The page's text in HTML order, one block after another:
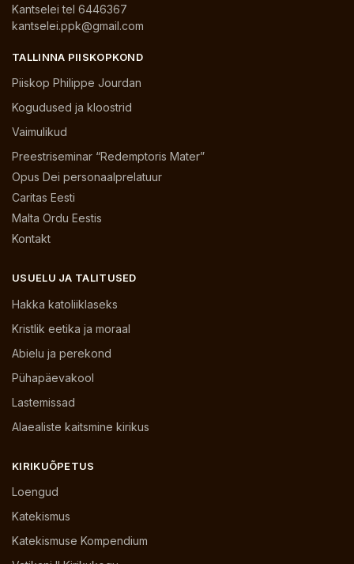
Kantselei tel 6446367
kantselei.ppk@gmail.com
TALLINNA PIISKOPKOND
Piiskop Philippe Jourdan
Kogudused ja kloostrid
Vaimulikud
Preestriseminar “Redemptoris Mater”
Opus Dei personaalprelatuur
Caritas Eesti
Malta Ordu Eestis
Kontakt
USUELU JA TALITUSED
Hakka katoliiklaseks
Kristlik eetika ja moraal
Abielu ja perekond
Pühapäevakool
Lastemissad
Alaealiste kaitsmine kirikus
KIRIKUÕPETUS
Loengud
Katekismus
Katekismuse Kompendium